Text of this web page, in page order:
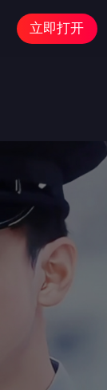
立即打开